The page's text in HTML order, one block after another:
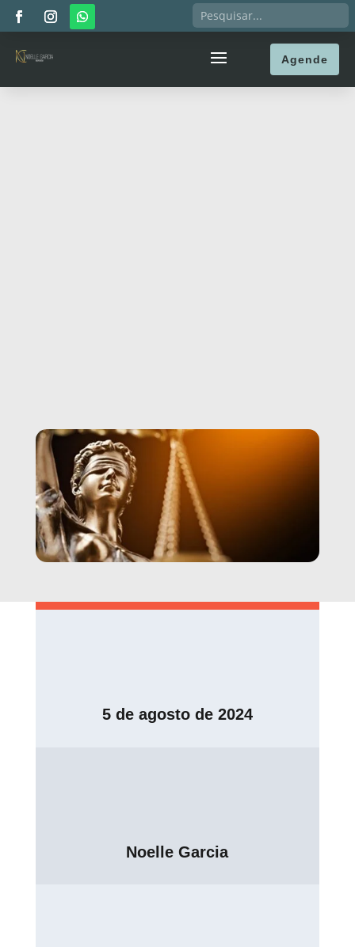
Agende
5 de agosto de 2024
Noelle Garcia